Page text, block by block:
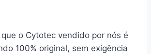
o Cytotec vendido por nós é
100% original, sem exigência